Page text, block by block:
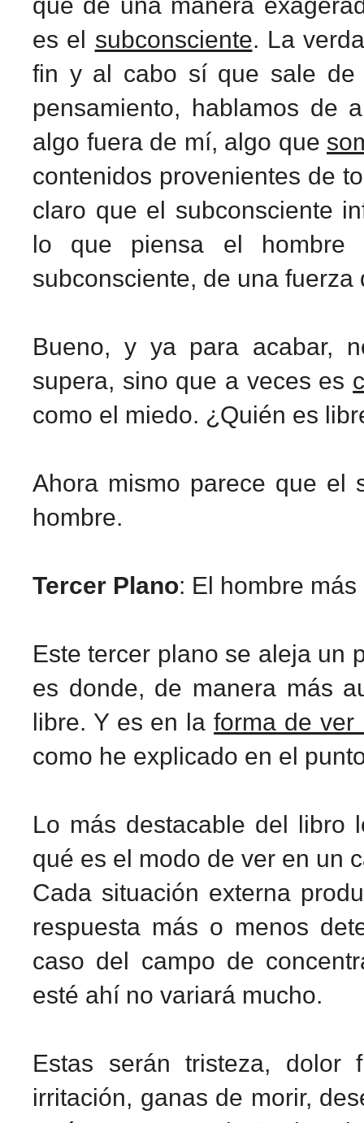
es el subconsciente. La
fin y al cabo sí que sale de
pensamiento, hablamos de
algo fuera de mí, algo que
contenidos provenientes de
claro que el subconsciente
lo que piensa el hombre
subconsciente, de una fuerza
Bueno, y ya para acabar,
supera, sino que a veces es
como el miedo. ¿Quién es
Ahora mismo parece que el
hombre.
Tercer Plano: El hombre
Este tercer plano se aleja un
es donde, de manera más
libre. Y es en laforma de ver
como he explicado en el
Lo más destacable del libro
qué es el modo de ver en un
Cada situación externa
respuesta más o menos
caso del campo de
esté ahí no variará mucho.
Estas serán tristeza, dolor
irritación, ganas de morir,